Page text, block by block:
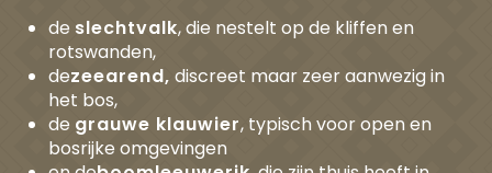
de slechtvalk, die nestelt op de kliffen en
rotswanden,
dezeearend, discreet maar zeer aanwezig in
het bos,
de grauwe klauwier, typisch voor open en
bosrijke omgevingen